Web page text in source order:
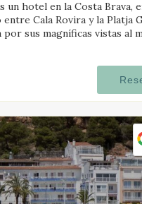
un hotel en la Costa Brava,
entre Cala Rovira y la Platja
por sus magníficas vistas al